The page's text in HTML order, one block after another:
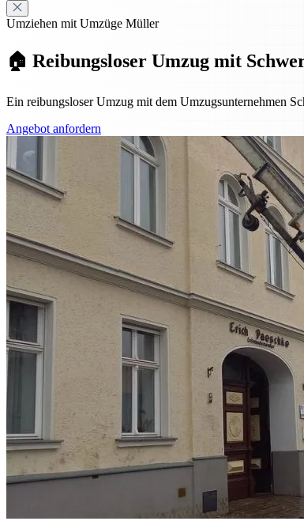
Umziehen mit Umzüge Müller
🏠 Reibungsloser Umzug mit
Ein reibungsloser Umzug mit dem Umzugsunternehmen
Angebot anfordern